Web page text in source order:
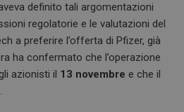
definito tali argomentazioni
regolatorie e le valutazioni del
a preferire l’offerta di Pfizer, già
ha confermato che l’operazione
azionisti il 13 novembre e che il